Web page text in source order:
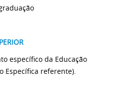
específico da Educação
Específica referente).